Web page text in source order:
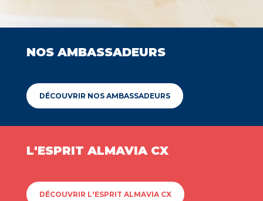
NOS AMBASSADEURS
DÉCOUVRIR NOS AMBASSADEURS
L'ESPRIT ALMAVIA CX
DÉCOUVRIR L'ESPRIT ALMAVIA CX